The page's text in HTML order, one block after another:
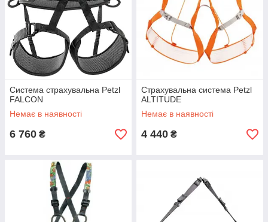
Система страхувальна Petzl
FALCON
Немає в наявності
6 760 ₴
Страхувальна система Petzl
ALTITUDE
Немає в наявності
4 440 ₴